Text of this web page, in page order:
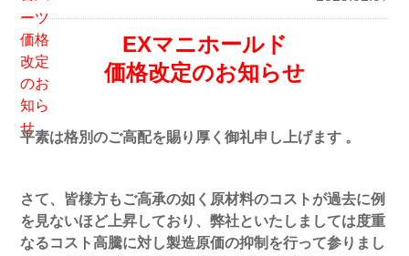
BRZ/86
IMPREZA / CROSSTREK
GJ/GP GE/GH
ーツ
価格
改定
のお
知ら
せ
EXマニホールド
価格改定のお知らせ
平素は格別のご高配を賜り厚く御礼申し上げます 。
さて、皆様方もご高承の如く原材料のコストが過去に例
を見ないほど上昇しており、弊社といたしましては度重
なるコスト高騰に対し製造原価の抑制を行って参りまし